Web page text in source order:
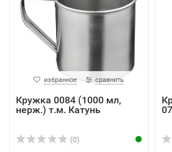
избранное сравнить
Кружка 0084 (1000 мл,
нерж.) т.м. Катунь
(0)